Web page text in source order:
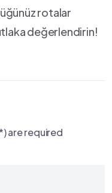
rotalar
değerlendirin!
are required